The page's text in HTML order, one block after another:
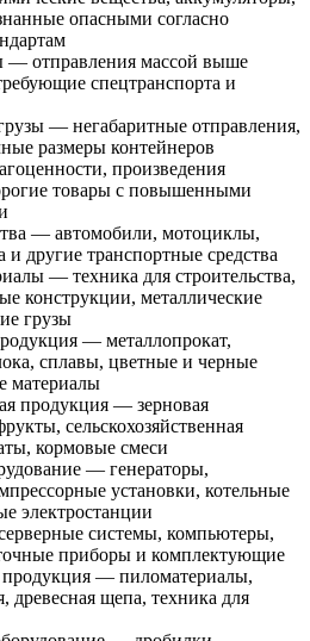
опасными согласно
— отправления массой выше
спецтранспорта и
— негабаритные отправления,
размеры контейнеров
произведения
товары с повышенными
— автомобили, мотоциклы,
и другие транспортные средства
— техника для строительства,
конструкции, металлические
грузы
— металлопрокат,
сплавы, цветные и черные
материалы
продукция — зерновая
сельскохозяйственная
кормовые смеси
— генераторы,
установки, котельные
электростанции
системы, компьютеры,
приборы и комплектующие
— пиломатериалы,
древесная щепа, техника для